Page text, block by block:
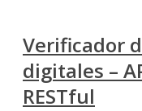
Verificador
digitales –
RESTful